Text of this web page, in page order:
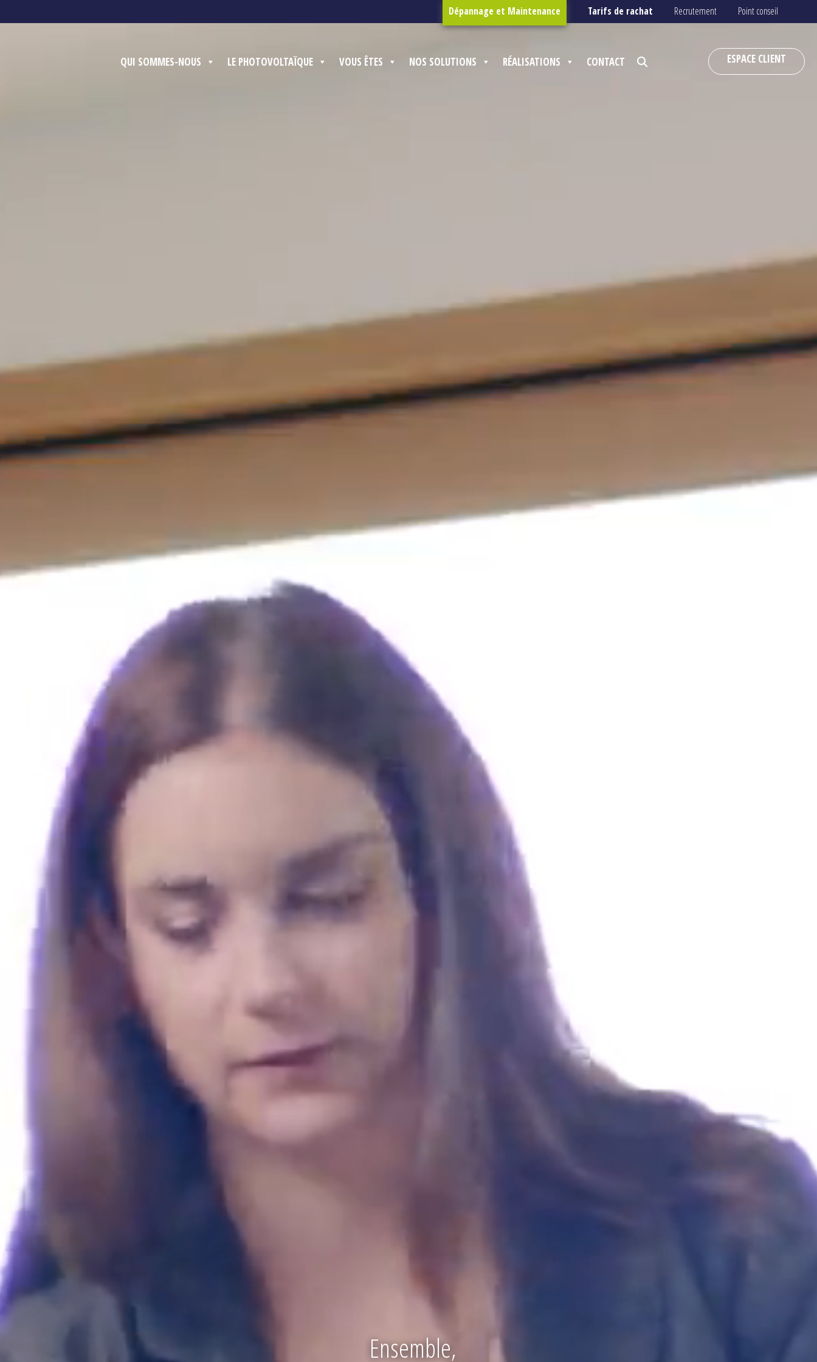
Dépannage et Maintenance Tarifs de rachat Recrutement Point conseil
QUI SOMMES-NOUS LE PHOTOVOLTAÏQUE VOUS ÊTES NOS SOLUTIONS RÉALISATIONS CONTACT ESPACE CLIENT
Ensemble,